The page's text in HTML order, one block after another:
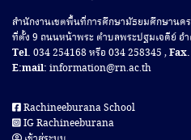
สํานักงานเขตพื้นที่การศึกษามัธยมศึกษานค
ที่ตั้ง 9 ถนนหน้าพระ ตำบลพระปฐมเจดีย์ อ
Tel. 034 254168 หรือ 034 258345 ,Fax.
E:mail: information@rn.ac.th
Rachineeburana School
IG Rachineeburana